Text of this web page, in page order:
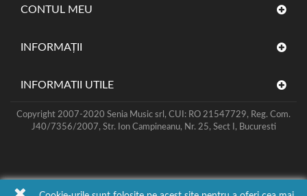
CONTUL MEU
INFORMAŢII
INFORMATII UTILE
Copyright 2007-2020 Senia Music srl, CUI: RO 21547729, Reg. Com.
J40/7356/2007, Str. Ion Campineanu, Nr. 25, Sect I, Bucuresti